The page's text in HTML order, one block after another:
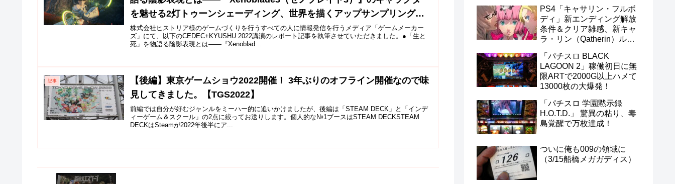
を魅せる2灯トゥーンシェーディング、世界を描くアップサンプリング」
をレポート記事として執筆させていただきました。
株式会社ヒストリア様のゲームづくりを行うすべての人に情報発信を行うメディア「ゲームメーカー
ズ」にて、以下のCEDEC+KYUSHU 2022講演のレポート記事を執筆させていただきました。●「生と
死」を物語る陰影表現とは――『Xenoblad...
記事
【後編】東京ゲームショウ2022開催！ 3年ぶりのオフライン開催なので味
見してきました。【TGS2022】
前編では自分が好むジャンルをミーハー的に追いかけましたが、後編は「STEAM DECK」と「インデ
ィーゲーム＆スクール」の2点に絞ってお送りします。個人的な№1ブースはSTEAM DECKSTEAM
DECKはSteamが2022年後半にア...
PS4「キャサリン・フルボ
ディ」新エンディング解放
条件＆クリア雑感、新キャ
ラ・リン（Qatherin）ルー
わらせるな！
「パチスロ BLACK
LAGOON 2」稼働初日に無
限ARTで2000G以上ハメて
13000枚の大爆発！
「パチスロ 学園黙示録
H.O.T.D.」 驚異の粘り、毒
島覚醒で万枚達成！
ついに俺も009の領域に
（3/15船橋メガガディス）